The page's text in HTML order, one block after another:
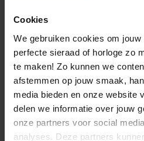
Cookies
We gebruiken cookies om
perfecte sieraad of horloge zo
te maken! Zo kunnen we
afstemmen op jouw smaak,
media bieden en onze website
delen we informatie over jouw
onze partners voor social
analyses. Deze partners
sporthorloges op de markt.
energie, wat zorgt voor
Daarnaast biedt het model
je precies ziet hoe ver je nog
op is.
Met de Garmin Epix
AMOLED-display en